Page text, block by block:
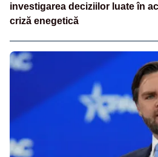
investigarea deciziilor luate în
criză enegetică